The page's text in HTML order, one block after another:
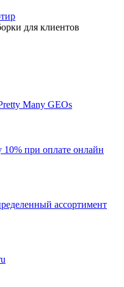
для клиентов
Many GEOs
при оплате онлайн
ассортимент